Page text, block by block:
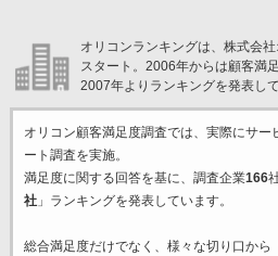
オリコンランキングは、株式会
スタート。2006年からは顧客満
2007年よりランキングを発表して
オリコン顧客満足度調査では、実際にサー
ート調査を実施。
満足度に関する回答を基に、調査企業166
社」ランキングを発表しています。
総合満足度だけでなく、様々な切り口から